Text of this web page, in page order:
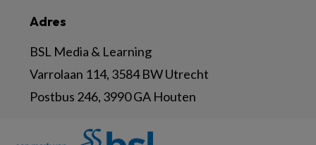
Adres
BSL Media & Learning
Varrolaan 114, 3584 BW Utrecht
Postbus 246, 3990 GA Houten